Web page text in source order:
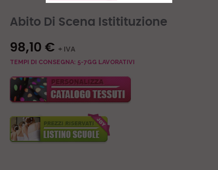
Abito Di Scena Istitituzione
98,10 € + IVA
TEMPI DI CONSEGNA: 5-7GG LAVORATIVI